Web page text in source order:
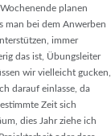
planen
man bei dem Anwerben
immer
das ist, Übungsleiter
wir vielleicht gucken,
darauf einlasse, da
Zeit sich
dies Jahr ziehe ich